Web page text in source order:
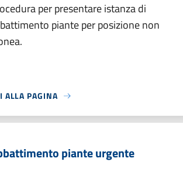
per presentare istanza di
piante per posizione non
ALLA PAGINA
piante urgente